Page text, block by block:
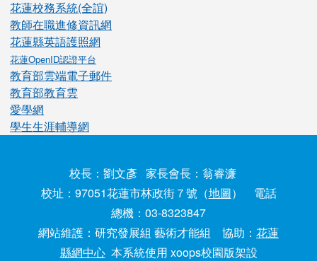
花蓮校務系統(全誼)
教師在職進修資訊網
花蓮縣英語護照網
花蓮OpenID認證平台
教育部雲端電子郵件
教育部教育雲
愛學網
學生生涯輔導網
校長：劉文彥 家長會長：翁睿濂
校址：97051花蓮市林政街７號（地圖） 電話
總機：03-8323847
網站維護：研究發展組 藝術才能組 協助： 花蓮
縣網中心本系統使用 xoops校園版架設